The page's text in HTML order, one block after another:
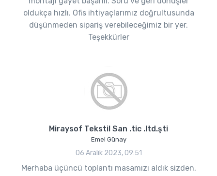
oldukça hızlı. Ofis ihtiyaçlarımız doğrultusunda
düşünmeden sipariş verebileceğimiz bir yer.
Teşekkürler
Miraysof Tekstil San .tic .ltd.şti
Emel Günay
06 Aralık 2023, 09:51
Merhaba üçüncü toplantı masamızı aldık sizden,